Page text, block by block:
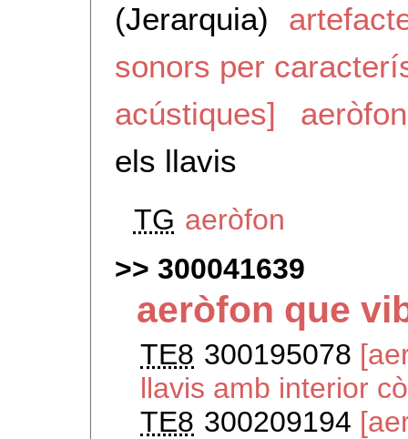
(Jerarquia)
sonors per
acústiques]
aeròfon
els llavis
TG aeròfon
300041639
aeròfon que
TE8 300195078
llavis amb interior
TE8 300209194